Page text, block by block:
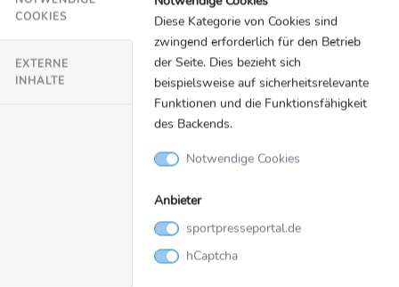
VfL Wolfsburg: Avant le début de la
Champions League contre l’OSC Lille
COOKIES
EXTERNE
INHALTE
Diese Kategorie von Cookies sind
zwingend erforderlich für den Betrieb
der Seite. Dies bezieht sich
beispielsweise auf sicherheitsrelevante
Funktionen und die Funktionsfähigkeit
des Backends.
Notwendige Cookies
Anbieter
sportpresseportal.de
hCaptcha